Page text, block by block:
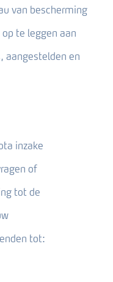
van bescherming
te leggen aan
aangestelden en
inzake
of
tot de
tot: